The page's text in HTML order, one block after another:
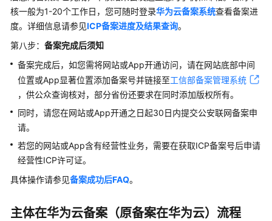
备
案
请/
资
料
案
成
功
后
管
ICP
核一般为1-20个工作日，您可随时登录华为云备案系统查看备案进
度。详细信息请参见ICP备案进度及结果查询。
第八步： 备案完成后须知
备案完成后，如您需将网站或App开通访问，请在网站底部中间
位置或App显著位置添加备案号并链接至工信部备案管理系统
，供公众查询核对，部分省份还要求在同时添加版权所有。
同时，请您在网站或App开通之日起30日内提交公安联网备案申
请。
若您的网站或App含有经营性业务，需要在获取ICP备案号后申请
经营性ICP许可证。
具体操作请参见备案成功后FAQ。
主体在华为云备案（原备案在华为云）流程